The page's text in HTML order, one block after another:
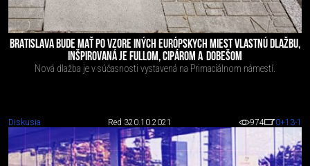
BRATISLAVA BUDE MAŤ PO VZORE INÝCH EURÓPSKYCH MIEST VLASTNÚ DLAŽBU,
INŠPIROVANÁ JE FULLOM, CIPÁROM A DOBEŠOM
Nová dlažba je v súčasnosti vystavená na Primaciálnom námestí.
Diskusia Red 320.10.2021 974 0+13-1